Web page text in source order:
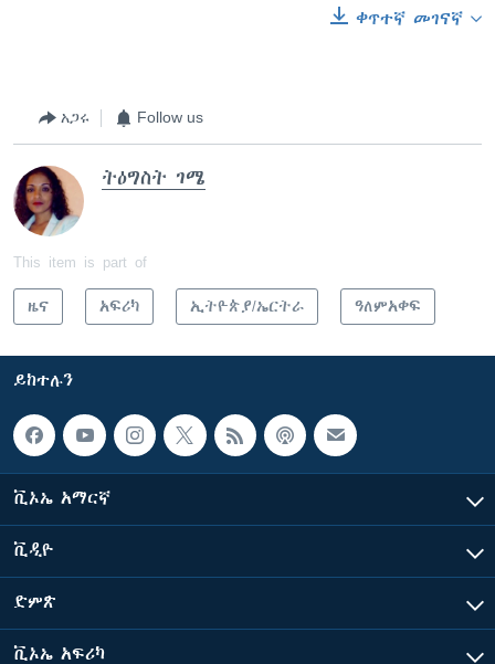
ቀጥተኛ መገናኛ
አጋሩ Follow us
ትዕግስት ገሜ
This item is part of
ዜና አፍሪካ ኢትዮጵያ/ኤርትራ ዓለምአቀፍ
ይከተሉን
ቪኦኤ አማርኛ
ቪዲዮ
ድምጽ
ቪኦኤ አፍሪካ